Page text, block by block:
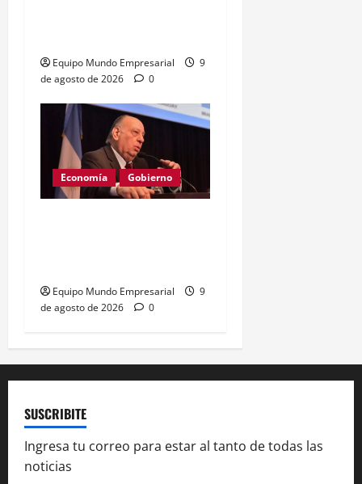
Equipo Mundo Empresarial
9
de agosto de 2026
0
Economía Gobierno
Equipo Mundo Empresarial
9
de agosto de 2026
0
SUSCRIBITE
Ingresa tu correo para estar al tanto de todas las
noticias